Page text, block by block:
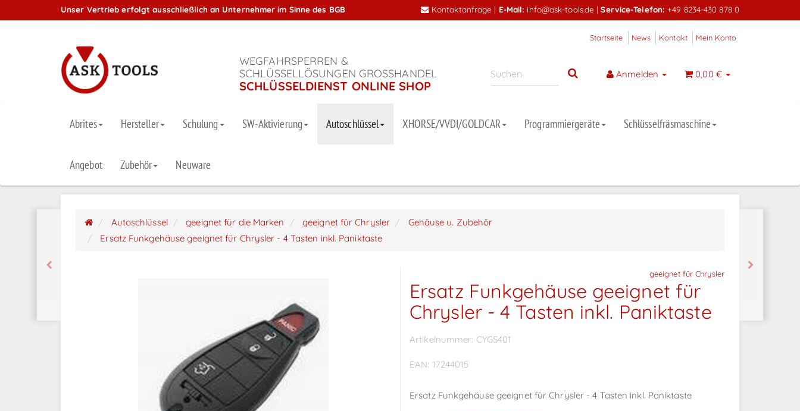
Unser Vertrieb erfolgt ausschließlich an Unternehmer im Sinne des BGB Kontaktanfrage | E-Mail: info@ask-tools.de |Service-Telefon: +49 8234-430 878 0
Startseite News Kontakt Mein Konto
WEGFAHRSPERREN &
SCHLÜSSELLÖSUNGEN GROSSHANDEL
SCHLÜSSELDIENST ONLINE SHOP
Anmelden 0,00 €
Abrites Hersteller Schulung SW-Aktivierung Autoschlüssel XHORSE/VVDI/GOLDCAR Programmiergeräte Schlüsselfräsmaschine
Angebot Zubehör Neuware
Autoschlüssel geeignet für die Marken geeignet für Chrysler
Gehäuse u. Zubehör
Ersatz Funkgehäuse geeignet für Chrysler - 4 Tasten inkl. Paniktaste
geeignet für Chrysler
Ersatz Funkgehäuse geeignet für
Chrysler - 4 Tasten inkl. Paniktaste
Artikelnummer: CYGS401
EAN: 17244015
Ersatz Funkgehäuse geeignet für Chrysler - 4 Tasten inkl. Paniktaste